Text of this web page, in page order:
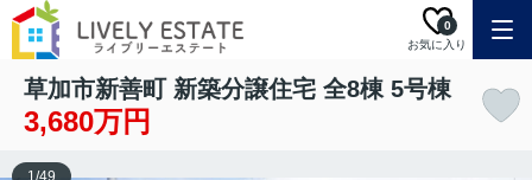
お気に入り
0
草加市新善町 新築分譲住宅 全8棟 5号棟
3,680万円
1/49